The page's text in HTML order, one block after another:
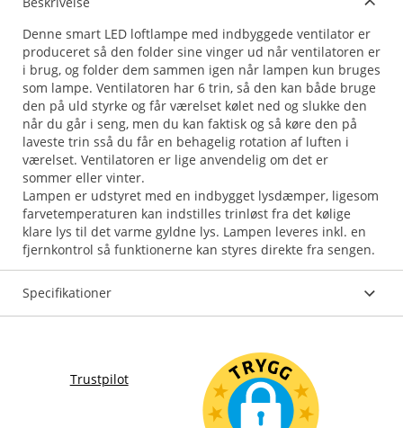
Denne smart LED loftlampe med indbyggede ventilator er
produceret så den folder sine vinger ud når ventilatoren er
i brug, og folder dem sammen igen når lampen kun bruges
som lampe. Ventilatoren har 6 trin, så den kan både bruge
den på uld styrke og får værelset kølet ned og slukke den
når du går i seng, men du kan faktisk og så køre den på
laveste trin sså du får en behagelig rotation af luften i
værelset. Ventilatoren er lige anvendelig om det er
sommer eller vinter.
Lampen er udstyret med en indbygget lysdæmper, ligesom
farvetemperaturen kan indstilles trinløst fra det kølige
klare lys til det varme gyldne lys. Lampen leveres inkl. en
Specifikationer
Trustpilot